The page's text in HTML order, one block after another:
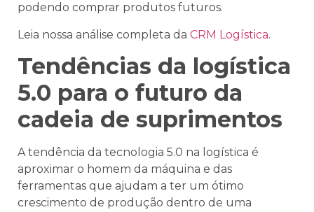
podendo comprar produtos futuros.
Leia nossa análise completa da CRM Logística.
Tendências da logística
5.0 para o futuro da
cadeia de suprimentos
A tendência da tecnologia 5.0 na logística é
aproximar o homem da máquina e das
ferramentas que ajudam a ter um ótimo
crescimento de produção dentro de uma